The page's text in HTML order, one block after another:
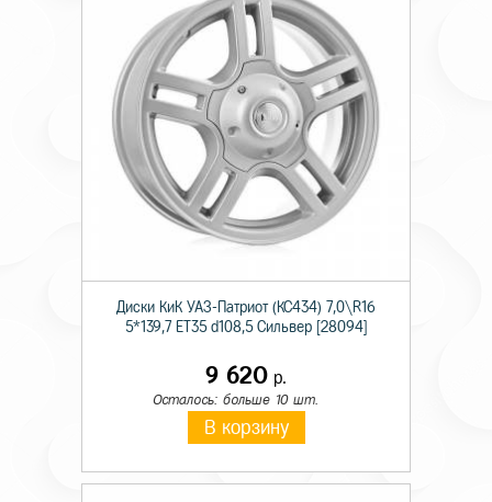
Диски КиК УАЗ-Патриот (КС434) 7,0\R16
5*139,7 ET35 d108,5 Сильвер [28094]
9 620 р.
Осталось: больше 10 шт.
В корзину